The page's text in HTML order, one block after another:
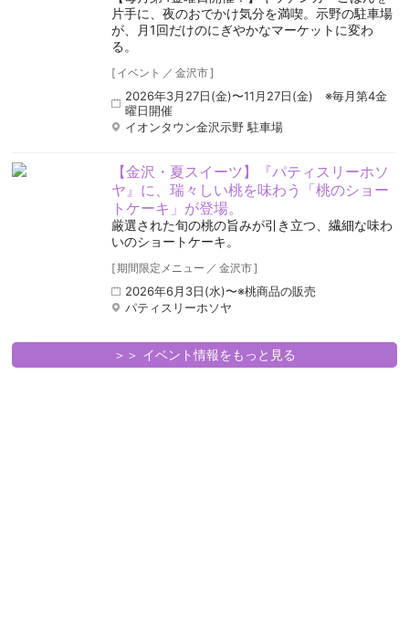
片手に、夜のおでかけ気分を満喫。示野の駐車場
が、月1回だけのにぎやかなマーケットに変わ
る。
[ イベント ／ 金沢市]
2026年3月27日(金)〜11月27日(金) ※毎月第4金
曜日開催
イオンタウン金沢示野 駐車場
【金沢・夏スイーツ】『パティスリーホソ
ヤ』に、瑞々しい桃を味わう「桃のショー
トケーキ」が登場。
厳選された旬の桃の旨みが引き立つ、繊細な味わ
いのショートケーキ。
[期間限定メニュー ／ 金沢市]
2026年6月3日(水)〜※桃商品の販売
パティスリーホソヤ
＞＞ イベント情報をもっと見る